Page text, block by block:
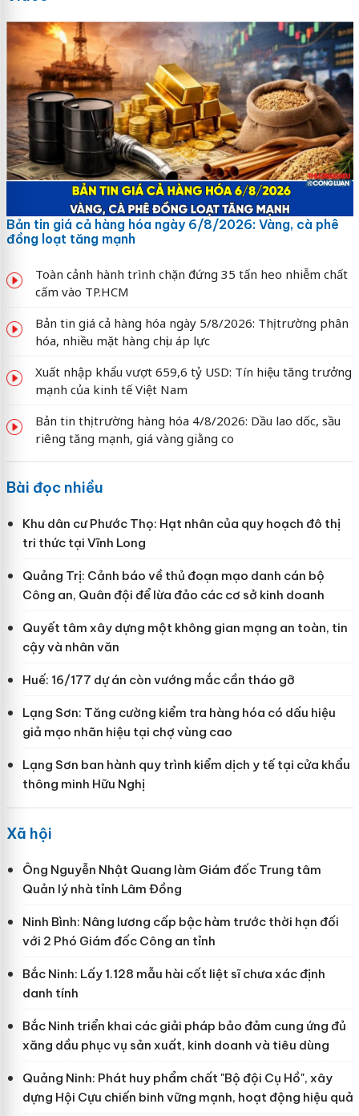
Bản tin giá cả hàng hóa ngày 6/8/2026: Vàng, cà phê
đồng loạt tăng mạnh
Toàn cảnh hành trình chặn đứng 35 tấn heo nhiễm chất
cấm vào TP.HCM
Bản tin giá cả hàng hóa ngày 5/8/2026: Thị trường phân
hóa, nhiều mặt hàng chịu áp lực
Xuất nhập khẩu vượt 659,6 tỷ USD: Tín hiệu tăng trưởng
mạnh của kinh tế Việt Nam
Bản tin thị trường hàng hóa 4/8/2026: Dầu lao dốc, sầu
riêng tăng mạnh, giá vàng giằng co
Bài đọc nhiều
Khu dân cư Phước Thọ: Hạt nhân của quy hoạch đô thị
tri thức tại Vĩnh Long
Quảng Trị: Cảnh báo về thủ đoạn mạo danh cán bộ
Công an, Quân đội để lừa đảo các cơ sở kinh doanh
Quyết tâm xây dựng một không gian mạng an toàn, tin
cậy và nhân văn
Huế: 16/177 dự án còn vướng mắc cần tháo gỡ
Lạng Sơn: Tăng cường kiểm tra hàng hóa có dấu hiệu
giả mạo nhãn hiệu tại chợ vùng cao
Lạng Sơn ban hành quy trình kiểm dịch y tế tại cửa khẩu
thông minh Hữu Nghị
Xã hội
Ông Nguyễn Nhật Quang làm Giám đốc Trung tâm
Quản lý nhà tỉnh Lâm Đồng
Ninh Bình: Nâng lương cấp bậc hàm trước thời hạn đối
với 2 Phó Giám đốc Công an tỉnh
Bắc Ninh: Lấy 1.128 mẫu hài cốt liệt sĩ chưa xác định
danh tính
Bắc Ninh triển khai các giải pháp bảo đảm cung ứng đủ
xăng dầu phục vụ sản xuất, kinh doanh và tiêu dùng
Quảng Ninh: Phát huy phẩm chất "Bộ đội Cụ Hồ", xây
dựng Hội Cựu chiến binh vững mạnh, hoạt động hiệu quả